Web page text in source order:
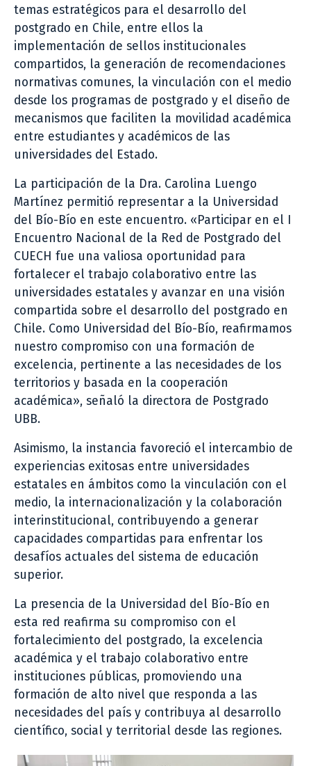
temas estratégicos para el desarrollo del
postgrado en Chile, entre ellos la
implementación de sellos institucionales
compartidos, la generación de recomendaciones
normativas comunes, la vinculación con el medio
desde los programas de postgrado y el diseño de
mecanismos que faciliten la movilidad académica
entre estudiantes y académicos de las
universidades del Estado.
La participación de la Dra. Carolina Luengo
Martínez permitió representar a la Universidad
del Bío-Bío en este encuentro. «Participar en el I
Encuentro Nacional de la Red de Postgrado del
CUECH fue una valiosa oportunidad para
fortalecer el trabajo colaborativo entre las
universidades estatales y avanzar en una visión
compartida sobre el desarrollo del postgrado en
Chile. Como Universidad del Bío-Bío, reafirmamos
nuestro compromiso con una formación de
excelencia, pertinente a las necesidades de los
territorios y basada en la cooperación
académica», señaló la directora de Postgrado
UBB.
Asimismo, la instancia favoreció el intercambio de
experiencias exitosas entre universidades
estatales en ámbitos como la vinculación con el
medio, la internacionalización y la colaboración
interinstitucional, contribuyendo a generar
capacidades compartidas para enfrentar los
desafíos actuales del sistema de educación
superior.
La presencia de la Universidad del Bío-Bío en
esta red reafirma su compromiso con el
fortalecimiento del postgrado, la excelencia
académica y el trabajo colaborativo entre
instituciones públicas, promoviendo una
formación de alto nivel que responda a las
necesidades del país y contribuya al desarrollo
científico, social y territorial desde las regiones.